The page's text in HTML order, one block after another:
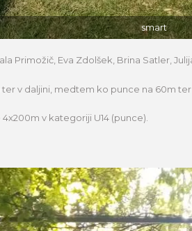
smart
Primožič, Eva Zdolšek, Brina Satler,
v daljini, medtem ko punce na 60m
v kategoriji U14 (punce).